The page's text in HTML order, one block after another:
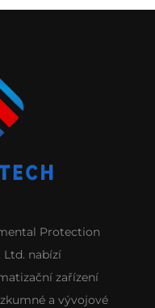
Protection
Ltd. nabízí
zařízení
a vývojové